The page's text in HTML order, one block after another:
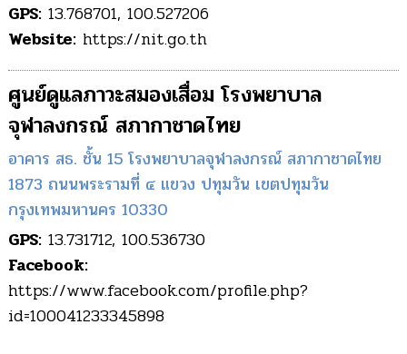
GPS: 13.768701, 100.527206
Website: https://nit.go.th
ศูนย์ดูแลภาวะสมองเสื่อม โรงพยาบาล
จุฬาลงกรณ์ สภากาชาดไทย
อาคาร สธ. ชั้น 15 โรงพยาบาลจุฬาลงกรณ์ สภากาชาดไทย
1873 ถนนพระรามที่ ๔ แขวง ปทุมวัน เขตปทุมวัน
กรุงเทพมหานคร 10330
GPS: 13.731712, 100.536730
Facebook:
https://www.facebook.com/profile.php?
id=100041233345898